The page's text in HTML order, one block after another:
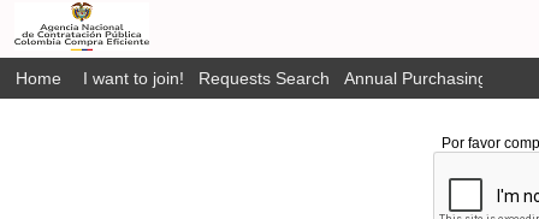
Home I want to join! Requests Search Annual Purchasing Plan
Por favor